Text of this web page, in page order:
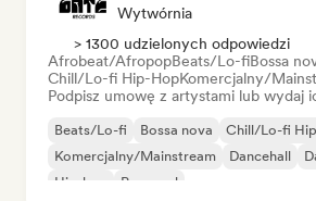
Wytwórnia
> 1300 udzielonych odpowiedzi
Afrobeat/AfropopBeats/Lo-fiBossa
Chill/Lo-fi Hip-HopKomercjalny/
Podpisz umowę z artystami lub wydaj
Beats/Lo-fi Bossa nova
Chill/Lo-fi
Komercjalny/Mainstream
Dancehall
Hip-hop
Pop-soul